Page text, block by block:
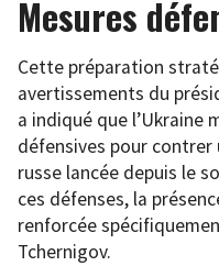
Mesures
Cette préparation
avertissements du
a indiqué que
défensives pour
russe lancée depuis le
ces défenses, la
renforcée
Tchernigov.